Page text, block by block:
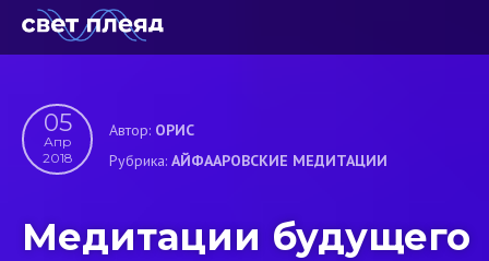
05
Апр
2018
Автор: ОРИС
Рубрика: АЙФААРОВСКИЕ МЕДИТАЦИИ
Медитации будущего